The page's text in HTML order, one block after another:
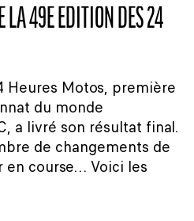
LA 49E ÉDITION DES 24
Heures Motos, première
du monde
a livré son résultat final.
de changements de
en course… Voici les